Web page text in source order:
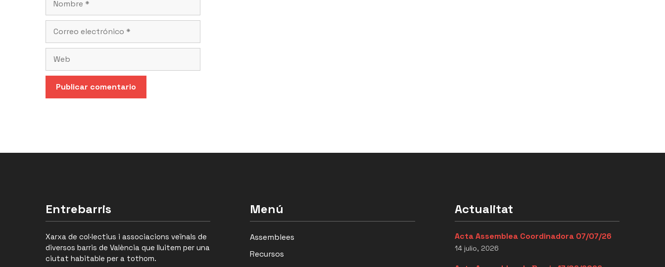
electrónico
Entrebarris
Xarxa de col·lectius i associacions veïnals de
diversos barris de València que lluitem per una
ciutat habitable per a tothom.
Menú
Assemblees
Recursos
Actualitat
Acta Assemblea Coordinadora 07/07/26
14 julio, 2026